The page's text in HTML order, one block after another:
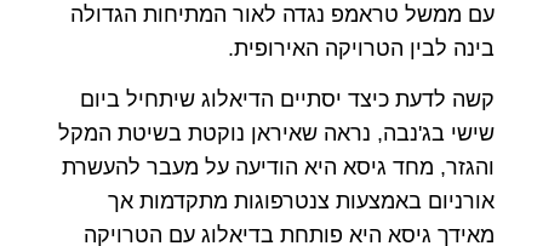
עם ממשל טראמפ נגדה לאור המתיחות הגדולה
בינה לבין הטרויקה האירופית.
קשה לדעת כיצד יסתיים הדיאלוג שיתחיל ביום
שישי בג'נבה, נראה שאיראן נוקטת בשיטת המקל
והגזר, מחד גיסא היא הודיעה על מעבר להעשרת
אורניום באמצעות צנטרפוגות מתקדמות אך
מאידך גיסא היא פותחת בדיאלוג עם הטרויקה